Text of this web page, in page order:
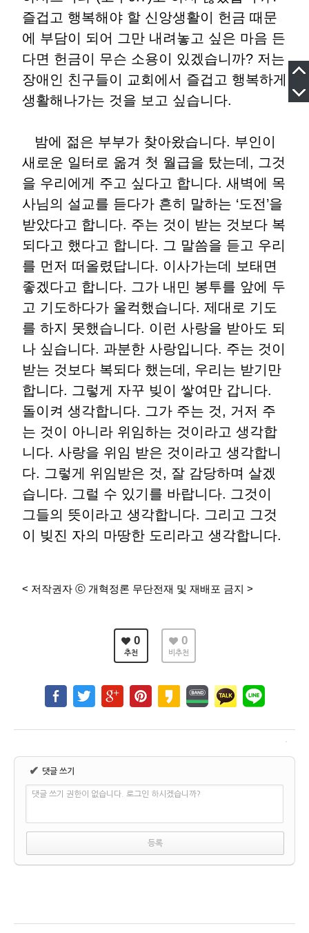
즐겁고 행복해야 할 신앙생활이 헌금 때문
에 부담이 되어 그만 내려놓고 싶은 마음 든
다면 헌금이 무슨 소용이 있겠습니까? 저는
장애인 친구들이 교회에서 즐겁고 행복하게
생활해나가는 것을 보고 싶습니다.
밤에 젊은 부부가 찾아왔습니다. 부인이
새로운 일터로 옮겨 첫 월급을 탔는데, 그것
을 우리에게 주고 싶다고 합니다. 새벽에 목
사님의 설교를 듣다가 흔히 말하는 ‘도전’을
받았다고 합니다. 주는 것이 받는 것보다 복
되다고 했다고 합니다. 그 말씀을 듣고 우리
를 먼저 떠올렸답니다. 이사가는데 보태면
좋겠다고 합니다. 그가 내민 봉투를 앞에 두
고 기도하다가 울컥했습니다. 제대로 기도
를 하지 못했습니다. 이런 사랑을 받아도 되
나 싶습니다. 과분한 사랑입니다. 주는 것이
받는 것보다 복되다 했는데, 우리는 받기만
합니다. 그렇게 자꾸 빚이 쌓여만 갑니다.
돌이켜 생각합니다. 그가 주는 것, 거저 주
는 것이 아니라 위임하는 것이라고 생각합
니다. 사랑을 위임 받은 것이라고 생각합니
다. 그렇게 위임받은 것, 잘 감당하며 살겠
습니다. 그럴 수 있기를 바랍니다. 그것이
그들의 뜻이라고 생각합니다. 그리고 그것
이 빚진 자의 마땅한 도리라고 생각합니다.
< 저작권자 ⓒ 개혁정론 무단전재 및 재배포 금지 >
0
추천
0
비추천
✔ 댓글 쓰기
댓글 쓰기 권한이 없습니다. 로그인 하시겠습니까?